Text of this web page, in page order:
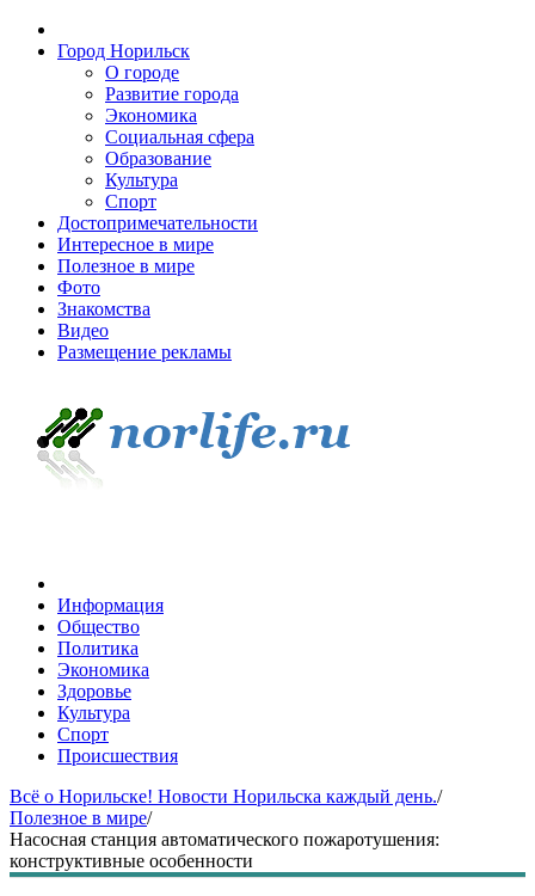
Город Норильск
О городе
Развитие города
Экономика
Социальная сфера
Образование
Культура
Спорт
Достопримечательности
Интересное в мире
Полезное в мире
Фото
Знакомства
Видео
Размещение рекламы
Информация
Общество
Политика
Экономика
Здоровье
Культура
Спорт
Происшествия
Всё о Норильске! Новости Норильска каждый день./
Полезное в мире/
Насосная станция автоматического пожаротушения:
конструктивные особенности